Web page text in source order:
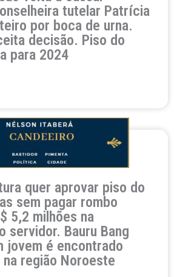
tutelar Patrícia
por boca de urna.
decisão. Piso do
para 2024
quer aprovar piso do
sem pagar rombo
5,2 milhões na
servidor. Bauru Bang
jovem é encontrado
região Noroeste
a a a a
a